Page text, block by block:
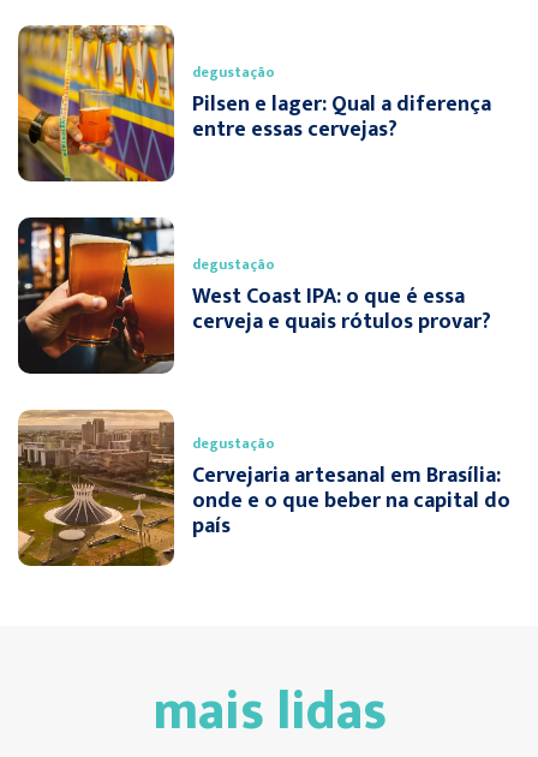
degustação
Pilsen e lager: Qual a diferença
entre essas cervejas?
degustação
West Coast IPA: o que é essa
cerveja e quais rótulos provar?
degustação
Cervejaria artesanal em Brasília:
onde e o que beber na capital do
país
mais lidas